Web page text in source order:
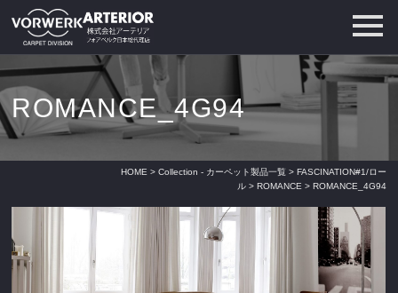
ROMANCE_4G94
HOME > Collection - カーペット製品一覧> FASCINATION#1/ロー
ル> ROMANCE > ROMANCE_4G94